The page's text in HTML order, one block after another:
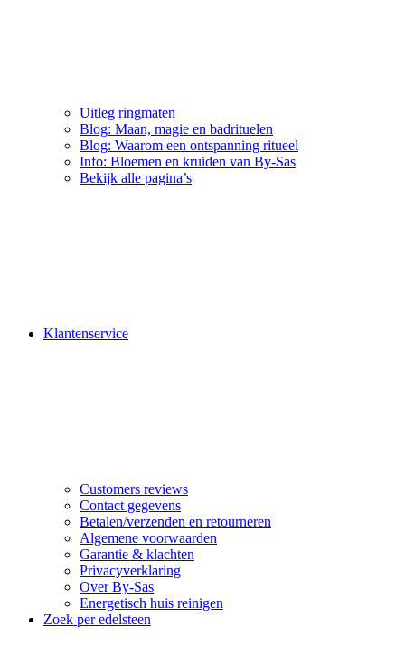
Uitleg ringmaten
Blog: Maan, magie en badrituelen
Blog: Waarom een ontspanning ritueel
Info: Bloemen en kruiden van By-Sas
Bekijk alle pagina’s
Klantenservice
Customers reviews
Contact gegevens
Betalen/verzenden en retourneren
Algemene voorwaarden
Garantie & klachten
Privacyverklaring
Over By-Sas
Energetisch huis reinigen
Zoek per edelsteen